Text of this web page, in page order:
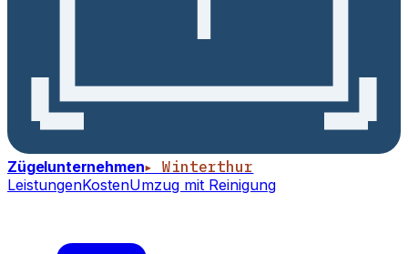
Zügelunternehmen▸ Winterthur
LeistungenKostenUmzug mit Reinigung